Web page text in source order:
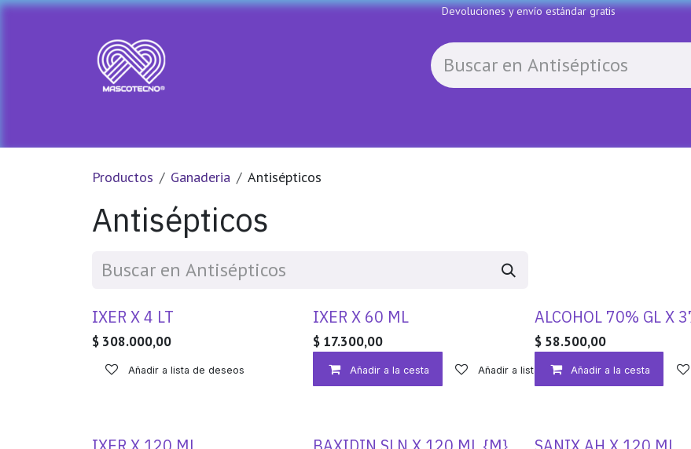
Ir al contenido Devoluciones y envío estándar gratis
Productos Ganaderia Antisépticos
Antisépticos
IXER X 4 LT
$ 308.000,00
Añadir a lista de deseos
IXER X 60 ML
$ 17.300,00
Añadir a la cesta Añadir a lista de deseos
ALCOHOL 70% GL X
$ 58.500,00
Añadir a la cesta